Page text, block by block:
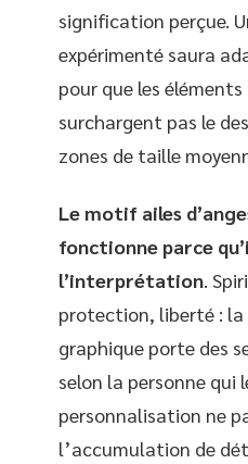
signification perçue.
expérimenté saura
pour que les
surchargent pas le
zones de taille
Le motif ailes
fonctionne parce
l’interprétation.
protection, liberté : la
graphique porte des
selon la personne qui
personnalisation ne
l’accumulation de